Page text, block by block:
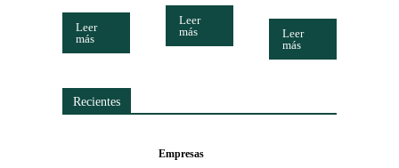
Leer
más
Leer
más
Leer
más
Recientes
Empresas